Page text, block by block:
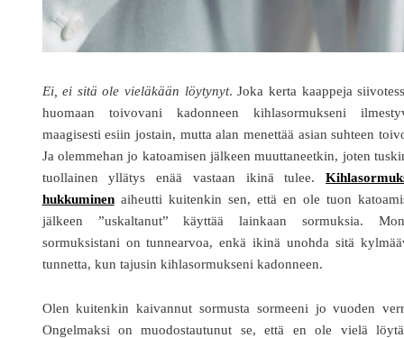
Ei, ei sitä ole vieläkään löytynyt. Joka kerta kaappeja
huomaan toivovani kadonneen kihlasormukseni
maagisesti esiin jostain, mutta alan menettää asian suhteen
Ja olemmehan jo katoamisen jälkeen muuttaneetkin, joten
tuollainen yllätys enää vastaan ikinä tulee.
hukkuminenaiheutti kuitenkin sen, että en ole tuon
jälkeen ”uskaltanut” käyttää lainkaan sormuksia.
sormuksistani on tunnearvoa, enkä ikinä unohda sitä
tunnetta, kun tajusin kihlasormukseni kadonneen.
Olen kuitenkin kaivannut sormusta sormeeni jo vuoden
Ongelmaksi on muodostautunut se, että en ole vielä